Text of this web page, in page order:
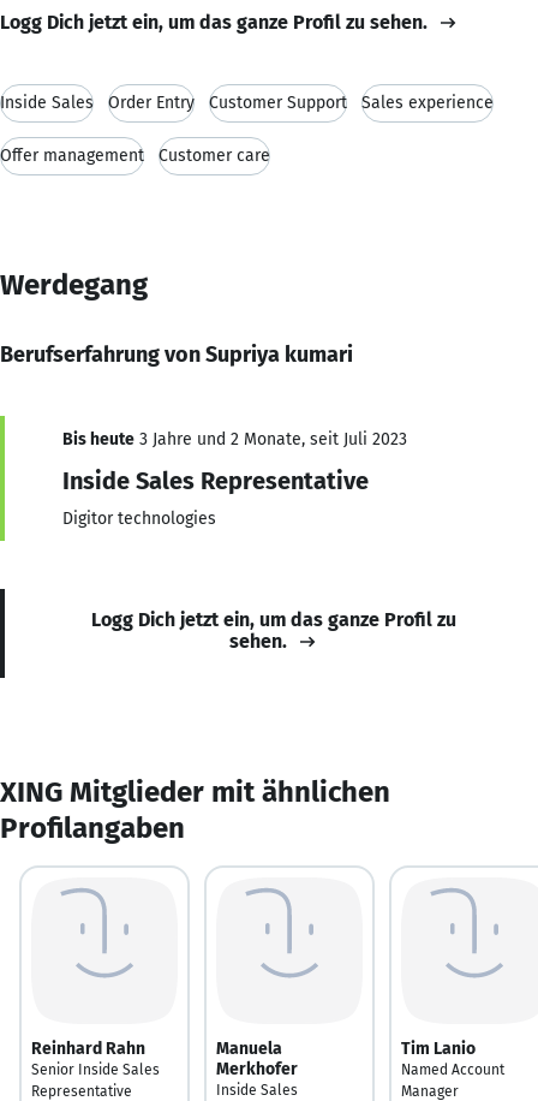
Logg Dich jetzt ein, um das ganze Profil zu sehen.
Inside Sales Order Entry Customer Support Sales experience
Offer management Customer care
Werdegang
Berufserfahrung von Supriya kumari
Bis heute 3 Jahre und 2 Monate, seit Juli 2023
Inside Sales Representative
Digitor technologies
Logg Dich jetzt ein, um das ganze Profil zu
sehen.
XING Mitglieder mit ähnlichen
Profilangaben
Reinhard Rahn
Senior Inside Sales
Representative
Manuela
Merkhofer
Inside Sales
Tim Lanio
Named Account
Manager